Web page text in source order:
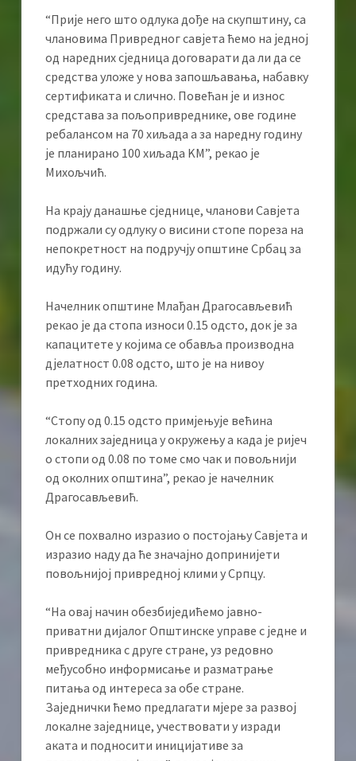
“Прије него што одлука дође на скупштину, са
члановима Привредног савјета ћемо на једној
од наредних сједница договарати да ли да се
средства уложе у нова запошљавања, набавку
сертификата и слично. Повећан је и износ
средстава за пољопривреднике, ове године
ребалансом на 70 хиљада а за наредну годину
је планирано 100 хиљада KМ”, рекао је
Михољчић.
На крају данашње сједнице, чланови Савјета
подржали су одлуку о висини стопе пореза на
непокретност на подручју општине Србац за
идућу годину.
Начелник општине Млађан Драгосављевић
рекао је да стопа износи 0.15 одсто, док је за
капацитете у којима се обавља производна
дјелатност 0.08 одсто, што је на нивоу
претходних година.
“Стопу од 0.15 одсто примјењује већина
локалних заједница у окружењу а када је ријеч
о стопи од 0.08 по томе смо чак и повољнији
од околних општина”, рекао је начелник
Драгосављевић.
Он се похвално изразио о постојању Савјета и
изразио наду да ће значајно допринијети
повољнијој привредној клими у Српцу.
“На овај начин обезбиједићемо јавно-
приватни дијалог Општинске управе с једне и
привредника с друге стране, уз редовно
међусобно информисање и разматрање
питања од интереса за обе стране.
Заједнички ћемо предлагати мјере за развој
локалне заједнице, учествовати у изради
аката и подносити иницијативе за